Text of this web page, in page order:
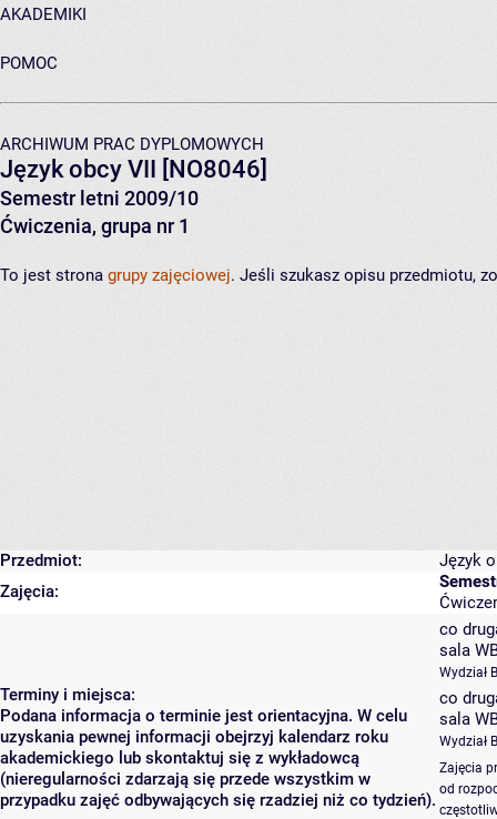
AKADEMIKI
POMOC
ARCHIWUM PRAC DYPLOMOWYCH
Język obcy VII [NO8046]
Semestr letni 2009/10
Ćwiczenia, grupa nr 1
To jest strona grupy zajęciowej. Jeśli szukasz opisu przedmiotu,
Przedmiot:
Język
Zajęcia:
Terminy i miejsca:
Podana informacja o terminie jest orientacyjna. W celu
uzyskania pewnej informacji obejrzyj kalendarz roku
akademickiego lub skontaktuj się z wykładowcą
(nieregularności zdarzają się przede wszystkim w
przypadku zajęć odbywających się rzadziej niż co tydzień).
co
sala
Wydział
co
sala
Wydział
Zajęcia
od